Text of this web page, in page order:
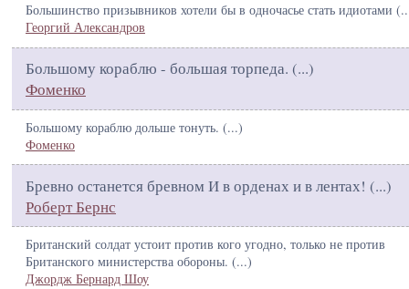
Большинство призывников хотели бы в одночасье стать идиотами (
Георгий Александров
Большому кораблю - большая торпеда. (...)
Фоменко
Большому кораблю дольше тонуть. (...)
Фоменко
Бревно останется бревном И в орденах и в лентах! (...)
Роберт Бернс
Британский солдат устоит против кого угодно, только не против
Британского министерства обороны. (...)
Джордж Бернард Шоу